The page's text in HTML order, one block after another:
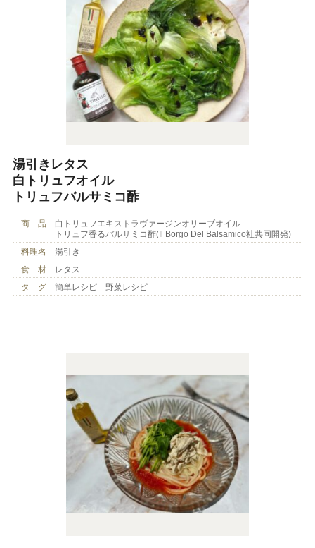
湯引きレタス
白トリュフオイル
トリュフバルサミコ酢
商 品
白トリュフエキストラヴァージンオリーブオイル
トリュフ香るバルサミコ酢(Il Borgo Del Balsamico社共同開発)
料理名
湯引き
食 材
レタス
タ グ
簡単レシピ 野菜レシピ